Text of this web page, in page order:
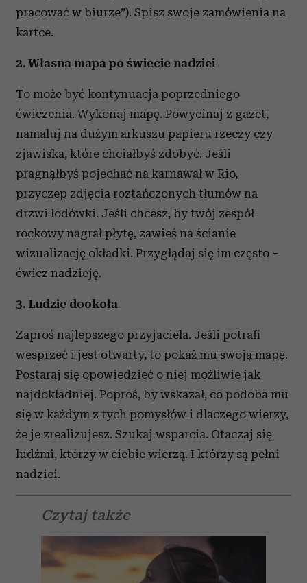
pracować w biurze”). Spisz swoje zamówienia na
kartce.
2. Własna mapa po świecie nadziei
To może być kontynuacja poprzedniego
ćwiczenia. Wykonaj mapę. Powycinaj z gazet,
namaluj na dużym arkuszu papieru rzeczy czy
zjawiska, które chciałbyś zdobyć. Jeśli
pragnąłbyś pojechać na karnawał w Rio,
przyczep zdjęcia roztańczonych tłumów na
drzwi lodówki. Jeśli chcesz, by twój zespół
rockowy nagrał płytę, zawieś na ścianie
wizualizację okładki. Przyglądaj się im często –
ćwicz nadzieję.
3. Ludzie dookoła
Zaproś najlepszego przyjaciela. Jeśli potrafi
wesprzeć i jest otwarty, to pokaż mu swoją mapę.
Postaraj się opowiedzieć o niej możliwie jak
najdokładniej. Poproś, by wskazał, co podoba mu
się w każdym z tych pomysłów i dlaczego wierzy,
że je zrealizujesz. Szukaj wsparcia. Otaczaj się
ludźmi, którzy w ciebie wierzą. I którzy są pełni
nadziei.
Czytaj także